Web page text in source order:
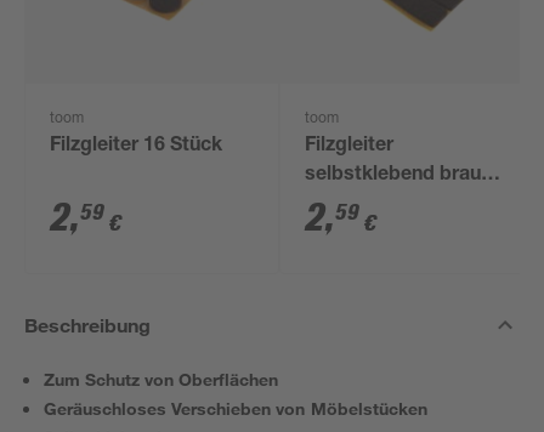
toom
Filzgleiter 16 Stück
2,59 €
toom
Filzgleiter
selbstklebend braun
44 x 16 mm 8 Stück
2,59 €
Beschreibung
Zum Schutz von Oberflächen
Geräuschloses Verschieben von Möbelstücken